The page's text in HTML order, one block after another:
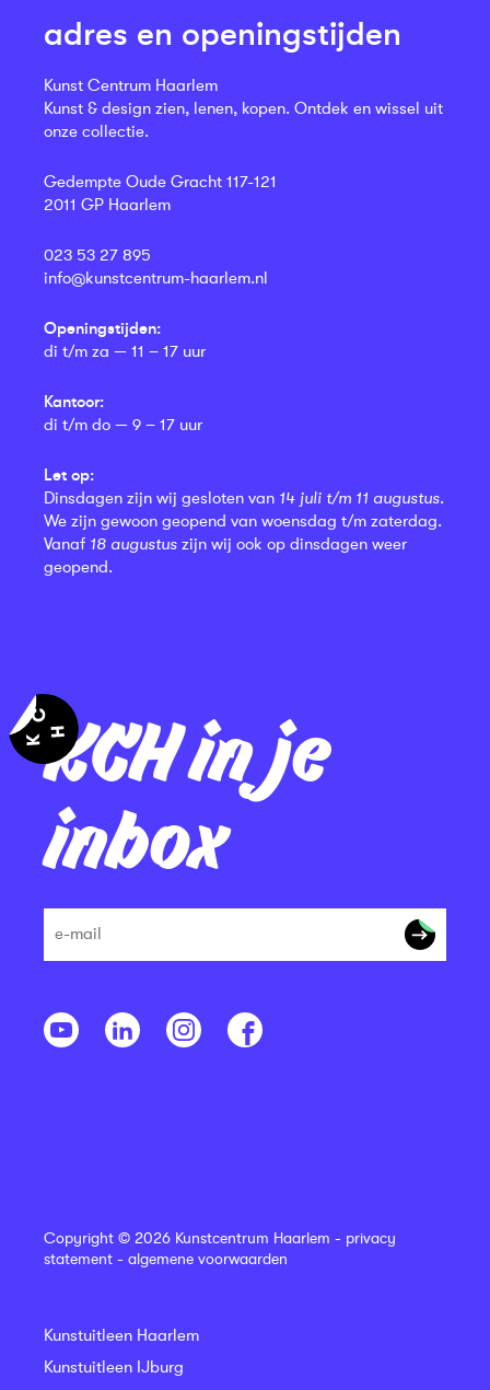
KCH in je
inbox
adres en openingstijden
Kunst Centrum Haarlem
Kunst & design zien, lenen, kopen. Ontdek en wissel uit
onze collectie.
Gedempte Oude Gracht 117-121
2011 GP Haarlem
023 53 27 895
info@kunstcentrum-haarlem.nl
Openingstijden:
di t/m za — 11 – 17 uur
Kantoor:
di t/m do — 9 – 17 uur
Let op:
Dinsdagen zijn wij gesloten van 14 juli t/m 11 augustus.
We zijn gewoon geopend van woensdag t/m zaterdag.
Vanaf 18 augustus zijn wij ook op dinsdagen weer
geopend.
Copyright © 2026 Kunstcentrum Haarlem - privacy
statement - algemene voorwaarden
Kunstuitleen Haarlem
Kunstuitleen IJburg